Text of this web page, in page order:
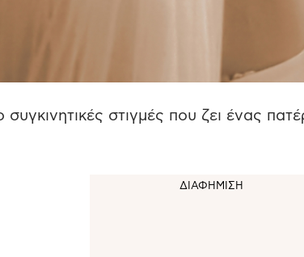
συγκινητικές στιγμές που ζει ένας